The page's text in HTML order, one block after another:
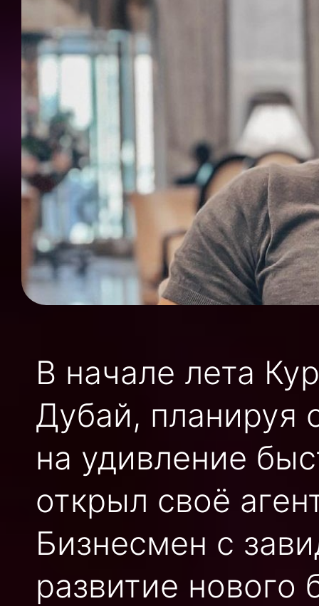
В начале лета
Дубай, планируя
на удивление
открыл своё
Бизнесмен с
развитие нового